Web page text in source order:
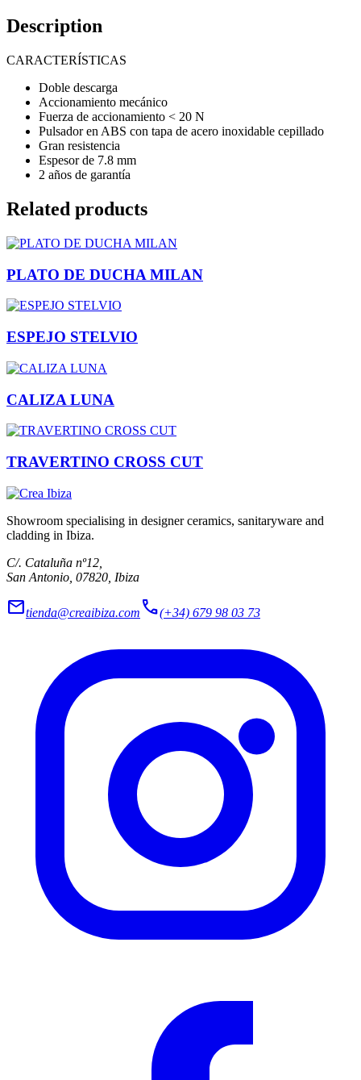
Description
CARACTERÍSTICAS
Doble descarga
Accionamiento mecánico
Fuerza de accionamiento < 20 N
Pulsador en ABS con tapa de acero inoxidable cepillado
Gran resistencia
Espesor de 7.8 mm
2 años de garantía
Related products
PLATO DE DUCHA MILAN
ESPEJO STELVIO
CALIZA LUNA
TRAVERTINO CROSS CUT
Showroom specialising in designer ceramics, sanitaryware and
cladding in Ibiza.
C/. Cataluña nº12,
San Antonio, 07820, Ibiza
mailtienda@creaibiza.com call(+34) 679 98 03 73